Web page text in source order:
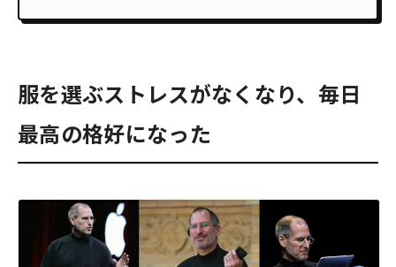
服を選ぶストレスがなくなり、毎日
最高の格好になった